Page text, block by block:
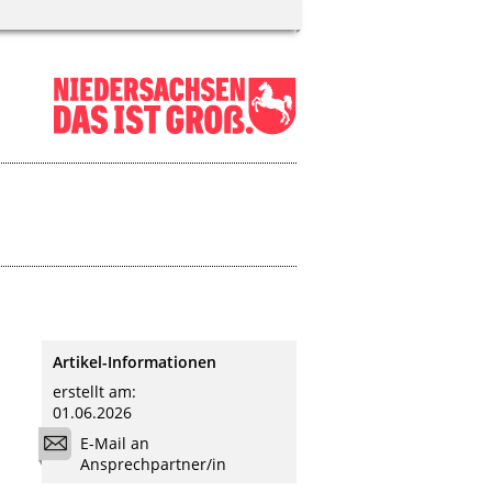
Artikel-Informationen
erstellt am:
01.06.2026
E-Mail an
Ansprechpartner/in